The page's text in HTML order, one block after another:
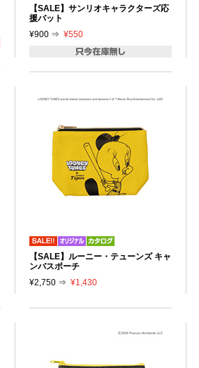
【SALE】サンリオキャラクターズ応
援バット
¥900 ⇒ ¥550
【SALE】ルーニー・テューンズ キャ
ンバスポーチ
¥2,750 ⇒ ¥1,430